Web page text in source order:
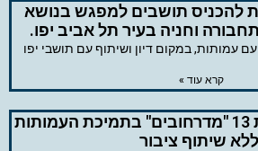
להכניס תושבים למפגש בנושא
וחניה בעיר תל אביב יפו.
עמותות, במקום דיון ושיתוף עם תושבי יפו
קרא עוד »
מיטל להבי – סגירת 13 "מדרחובים" בתמיכת העמותות
שיתוף ציבור